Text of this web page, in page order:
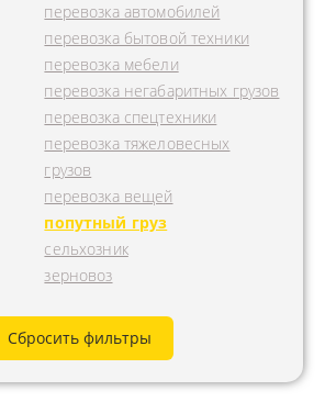
перевозка автомобилей
перевозка бытовой техники
перевозка мебели
перевозка негабаритных грузов
перевозка спецтехники
перевозка тяжеловесных
грузов
перевозка вещей
попутный груз
сельхозник
зерновоз
Сбросить фильтры